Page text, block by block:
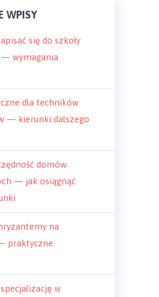
WPISY
się do szkoły
wymagania
dla techników
— kierunki dalszego
domów
— jak osiągnąć
na
praktyczne
w